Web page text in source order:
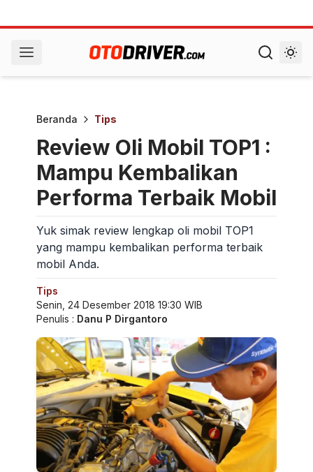
Beranda Tips
Review Oli Mobil TOP1 :
Mampu Kembalikan
Performa Terbaik Mobil
Yuk simak review lengkap oli mobil TOP1
yang mampu kembalikan performa terbaik
mobil Anda.
Tips
Senin, 24 Desember 2018 19:30 WIB
Penulis : Danu P Dirgantoro